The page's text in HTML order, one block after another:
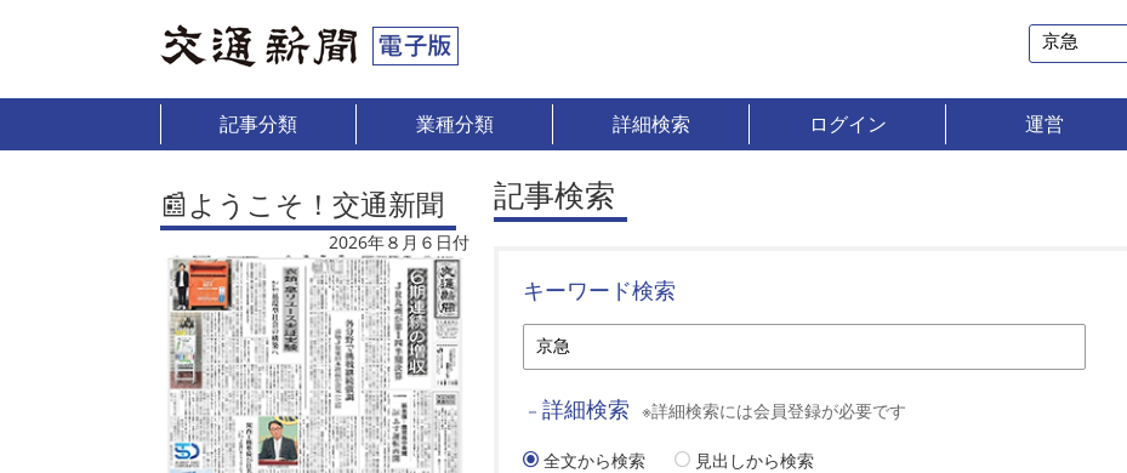
記事分類 業種分類 詳細検索 ログイン 運営
📰ようこそ！交通新聞
2026年８月６日付
記事検索
キーワード検索
－ 詳細検索 ※詳細検索には会員登録が必要です
全文から検索
見出しから検索